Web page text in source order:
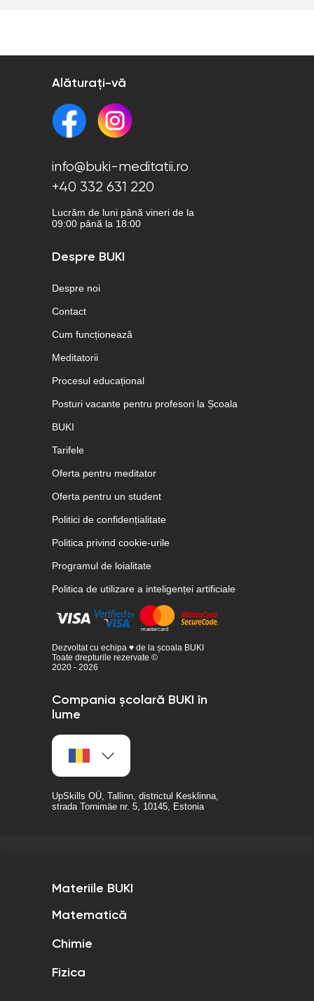
Alăturați-vă
info@buki-meditatii.ro
+40 332 631 220
Lucrăm de luni până vineri de la
09:00 până la 18:00
Despre BUKI
Despre noi
Contact
Cum funcționează
Meditatorii
Procesul educațional
Posturi vacante pentru profesori la Școala
BUKI
Tarifele
Oferta pentru meditator
Oferta pentru un student
Politici de confidențialitate
Politica privind cookie-urile
Programul de loialitate
Politica de utilizare a inteligenței artificiale
Dezvoltat cu echipa ♥ de la școala BUKI
Toate drepturile rezervate ©
2020 - 2026
Compania școlară BUKI în
lume
UpSkills OÜ, Tallinn, districtul Kesklinna,
strada Tornimäe nr. 5, 10145, Estonia
Materiile BUKI
Matematică
Chimie
Fizica